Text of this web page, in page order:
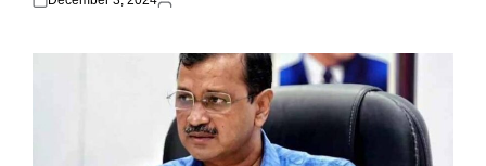
Posted
Posted